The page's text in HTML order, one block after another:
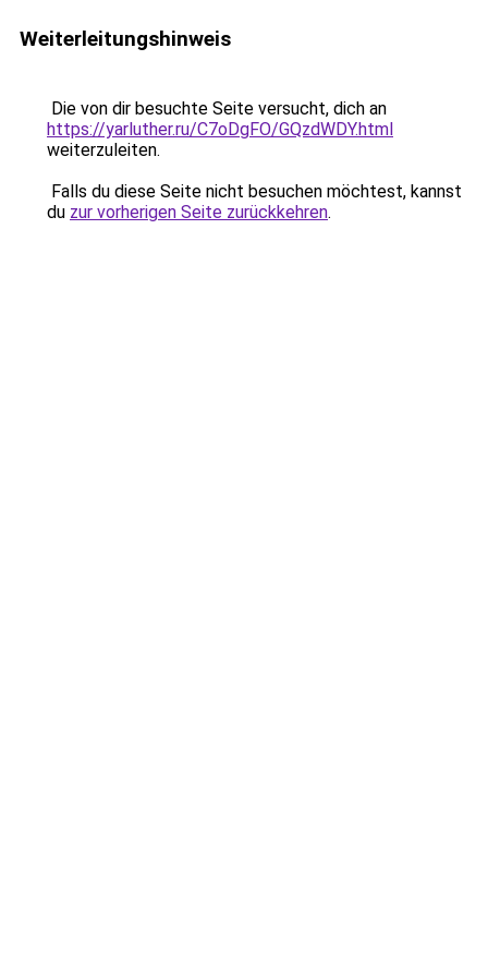
Weiterleitungshinweis
Die von dir besuchte Seite versucht, dich an
https://yarluther.ru/C7oDgFO/GQzdWDY.html
weiterzuleiten.
Falls du diese Seite nicht besuchen möchtest, kannst
du zur vorherigen Seite zurückkehren.